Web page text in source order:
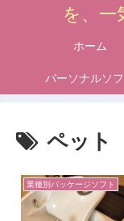
を、一
ホーム
パーソナルソ
ペット
業種別パッケージソフト